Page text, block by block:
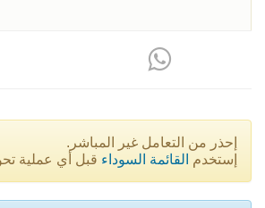
إحذر من التعامل غير المباشر.
إستخدم القائمة السوداء قبل أي عملية